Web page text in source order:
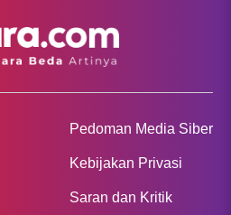
Pedoman Media Siber
Kebijakan Privasi
Saran dan Kritik